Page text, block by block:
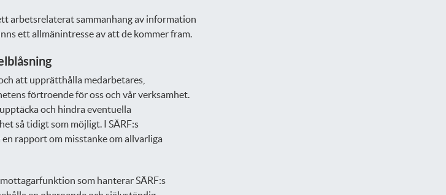
arbetsrelaterat sammanhang av information
ett allmänintresse av att de kommer fram.
att upprätthålla medarbetares,
förtroende för oss och vår verksamhet.
och hindra eventuella
så tidigt som möjligt. I SÄRF:s
rapport om misstanke om allvarliga
som hanterar SÄRF:s